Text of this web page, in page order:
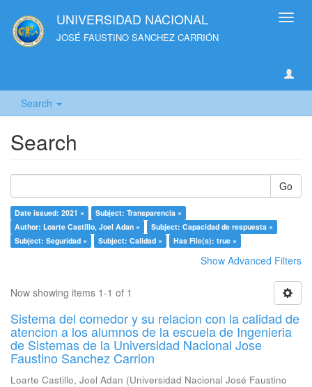
UNIVERSIDAD NACIONAL
JOSÉ FAUSTINO SANCHEZ CARRIÓN
Search
Search
Go
Date issued: 2021 ×
Subject: Transparencia ×
Author: Loarte Castillo, Joel Adan ×
Subject: Capacidad de respuesta ×
Subject: Seguridad ×
Subject: Calidad × Has File(s): true ×
Show Advanced Filters
Now showing items 1-1 of 1
Sistema del comedor y su relacion con la calidad de
atencion a los alumnos de la escuela de Ingenieria
de Sistemas de la Universidad Nacional Jose
Faustino Sanchez Carrion
Loarte Castillo, Joel Adan (Universidad Nacional José Faustino